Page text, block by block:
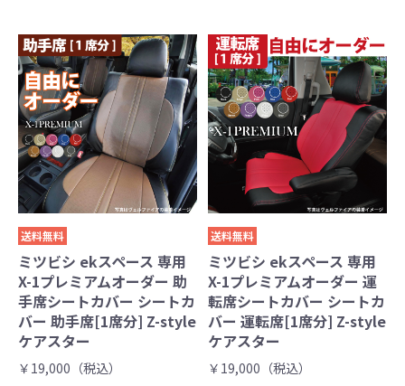
送料無料
ミツビシ ekスペース 専用
X-1プレミアムオーダー 助
手席シートカバー シートカ
バー 助手席[1席分] Z-style
ケアスター
￥19,000（税込）
送料無料
ミツビシ ekスペース 専用
X-1プレミアムオーダー 運
転席シートカバー シートカ
バー 運転席[1席分] Z-style
ケアスター
￥19,000（税込）